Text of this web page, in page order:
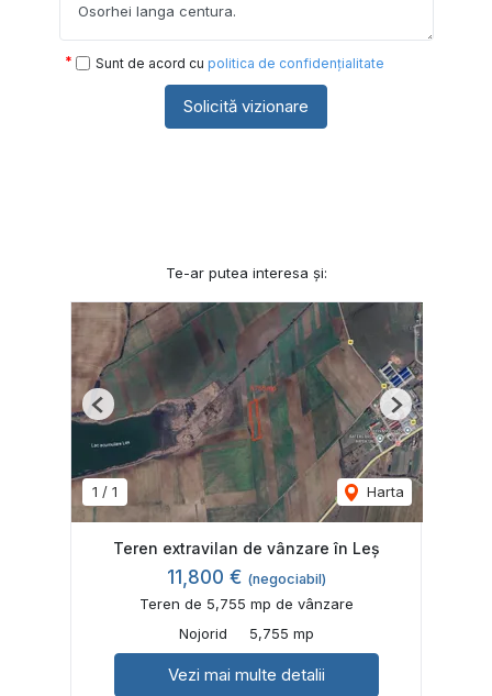
Sunt de acord cu politica de confidențialitate
Solicită vizionare
Te-ar putea interesa și:
1 / 1 Harta
Previous Next
Teren extravilan de vânzare în Leș
11,800 € (negociabil)
Teren de 5,755 mp de vânzare
Nojorid
5,755 mp
Vezi mai multe detalii